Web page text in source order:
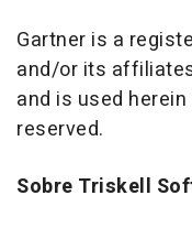
Gartner is a
and/or its
and is used
reserved.
Sobre Triskell